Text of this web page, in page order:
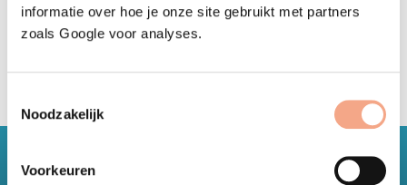
informatie over hoe je onze site gebruikt met partners
zoals Google voor analyses.
Noodzakelijk
Voorkeuren
Verfügbare Nachrichten auf Deutsch anzeigen